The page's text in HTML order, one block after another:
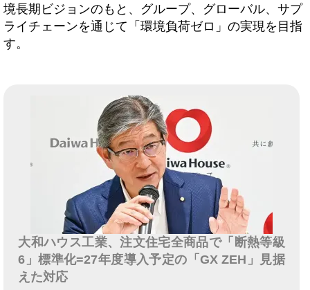
境長期ビジョンのもと、グループ、グローバル、サプ
ライチェーンを通じて「環境負荷ゼロ」の実現を目指
す。
大和ハウス工業、注文住宅全商品で「断熱等級
6」標準化=27年度導入予定の「GX ZEH」見据
えた対応